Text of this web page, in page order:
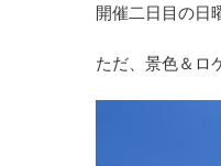
開催二日目の日
ただ、景色＆ロ